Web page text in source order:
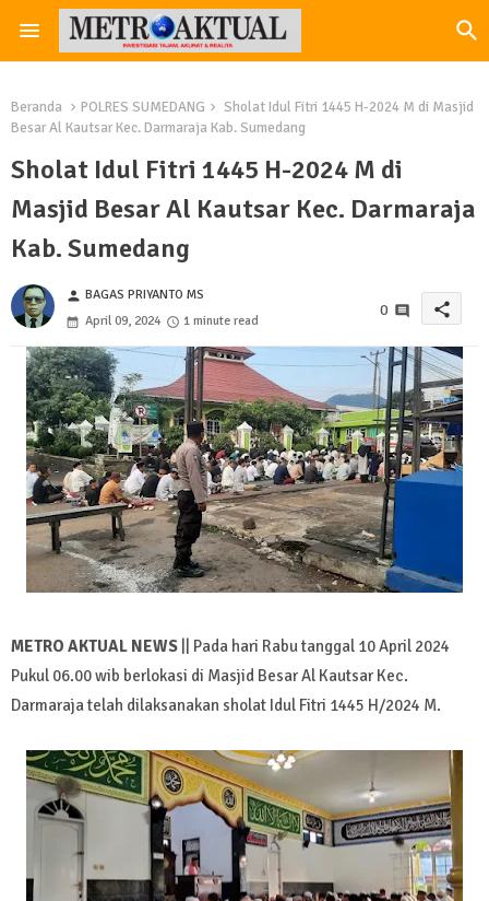
Beranda POLRES SUMEDANG
Sholat Idul Fitri 1445 H-2024 M di Masjid
Besar Al Kautsar Kec. Darmaraja Kab. Sumedang
Sholat Idul Fitri 1445 H-2024 M di
Masjid Besar Al Kautsar Kec. Darmaraja
Kab. Sumedang
person BAGAS PRIYANTO MS
April 09, 2024
1 minute read
0 share
METRO AKTUAL NEWS || Pada hari Rabu tanggal 10 April 2024
Pukul 06.00 wib berlokasi di Masjid Besar Al Kautsar Kec.
Darmaraja telah dilaksanakan sholat Idul Fitri 1445 H/2024 M.